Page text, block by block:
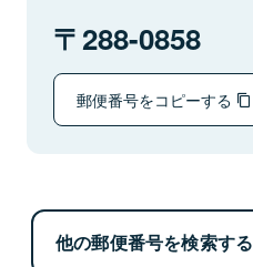
288-0858
郵便番号をコピーする
他の郵便番号を検索する